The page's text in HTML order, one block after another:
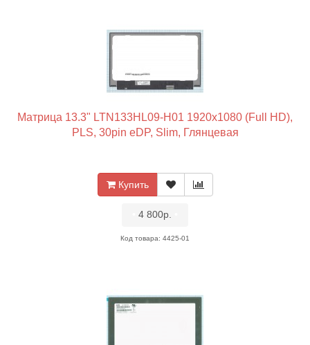
Матрица 13.3" LTN133HL09-H01 1920x1080 (Full HD),
PLS, 30pin eDP, Slim, Глянцевая
Купить
4 800р.
Код товара: 4425-01